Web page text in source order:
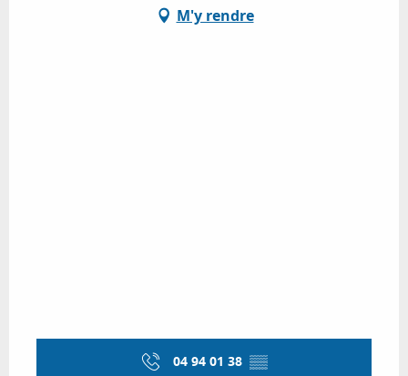
M'y rendre
04 94 01 38 ▒▒